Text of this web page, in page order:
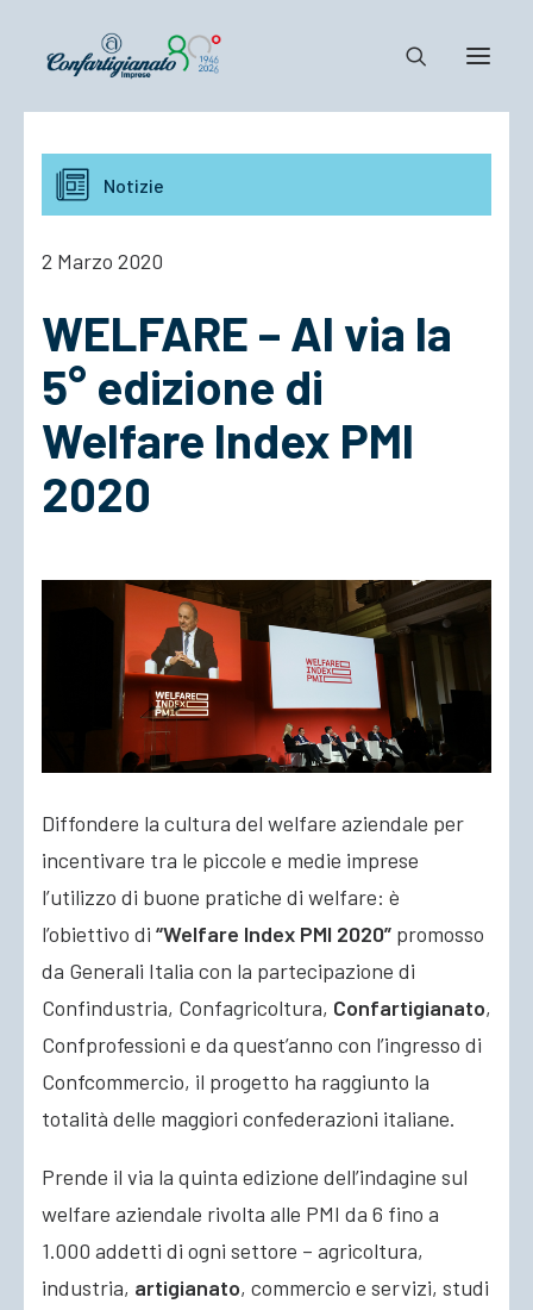
Notizie e Documenti
Confartigianato
Cosa Facciamo
Associarsi
Notizie
2 Marzo 2020
WELFARE – Al via la
5° edizione di
Welfare Index PMI
2020
Diffondere la cultura del welfare aziendale per
incentivare tra le piccole e medie imprese
l’utilizzo di buone pratiche di welfare: è
l’obiettivo di “Welfare Index PMI 2020” promosso
da Generali Italia con la partecipazione di
Confindustria, Confagricoltura, Confartigianato,
Confprofessioni e da quest’anno con l’ingresso di
Confcommercio, il progetto ha raggiunto la
totalità delle maggiori confederazioni italiane.
Prende il via la quinta edizione dell’indagine sul
welfare aziendale rivolta alle PMI da 6 fino a
1.000 addetti di ogni settore – agricoltura,
industria, artigianato, commercio e servizi, studi